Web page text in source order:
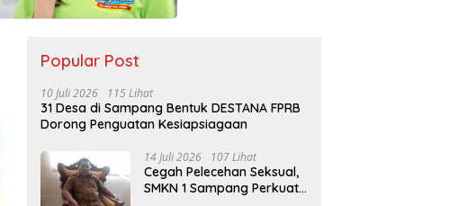
Popular Post
10 Juli 2026 115 Lihat
31 Desa di Sampang Bentuk DESTANA FPRB
Dorong Penguatan Kesiapsiagaan
14 Juli 2026 107 Lihat
Cegah Pelecehan Seksual,
SMKN 1 Sampang Perkuat